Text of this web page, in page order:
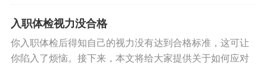
入职体检视力没合格
你入职体检后得知自己的视力没有达到合格标准，这可让
你陷入了烦恼。接下来，本文将给大家提供关于如何应对